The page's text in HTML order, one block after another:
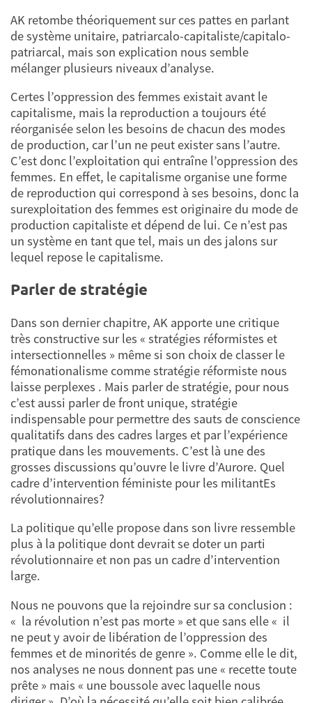
AK retombe théoriquement sur ces pattes en parlant
de système unitaire, patriarcalo-capitaliste/capitalo-
patriarcal, mais son explication nous semble
mélanger plusieurs niveaux d’analyse.
Certes l’oppression des femmes existait avant le
capitalisme, mais la reproduction a toujours été
réorganisée selon les besoins de chacun des modes
de production, car l’un ne peut exister sans l’autre.
C’est donc l’exploitation qui entraîne l’oppression des
femmes. En effet, le capitalisme organise une forme
de reproduction qui correspond à ses besoins, donc la
surexploitation des femmes est originaire du mode de
production capitaliste et dépend de lui. Ce n’est pas
un système en tant que tel, mais un des jalons sur
lequel repose le capitalisme.
Parler de stratégie
Dans son dernier chapitre, AK apporte une critique
très constructive sur les « stratégies réformistes et
intersectionnelles » même si son choix de classer le
fémonationalisme comme stratégie réformiste nous
laisse perplexes . Mais parler de stratégie, pour nous
c’est aussi parler de front unique, stratégie
indispensable pour permettre des sauts de conscience
qualitatifs dans des cadres larges et par l’expérience
pratique dans les mouvements. C’est là une des
grosses discussions qu’ouvre le livre d’Aurore. Quel
cadre d’intervention féministe pour les militantEs
révolutionnaires?
La politique qu’elle propose dans son livre ressemble
plus à la politique dont devrait se doter un parti
révolutionnaire et non pas un cadre d’intervention
large.
Nous ne pouvons que la rejoindre sur sa conclusion :
« la révolution n’est pas morte » et que sans elle « il
ne peut y avoir de libération de l’oppression des
femmes et de minorités de genre ». Comme elle le dit,
nos analyses ne nous donnent pas une « recette toute
prête » mais « une boussole avec laquelle nous